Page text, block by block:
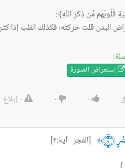
البدن قلت حركته؛ فكذلك القلب إذا
إستعراض الصورة
٠ ٠ ٠ إبلاغ
﴿٢﴾ ﴾
[الفجر آية:٢]